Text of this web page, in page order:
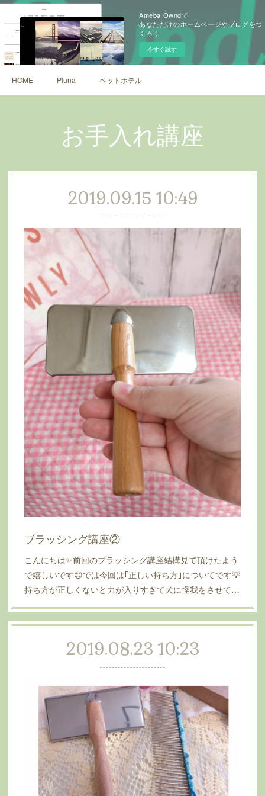
Ameba Owndで
あなただけのホームページやブログをつ
くろう
今すぐ試す
HOME Pluna ペットホテル
お手入れ講座
2019.09.15 10:49
ブラッシング講座②
こんにちは✨前回のブラッシング講座結構見て頂けたよう
で嬉しいです😊では今回は｢正しい持ち方｣についてです💡
持ち方が正しくないと力が入りすぎて犬に怪我をさせて…
2019.08.23 10:23